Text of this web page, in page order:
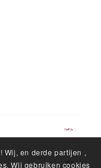
Wij, en derde partijen ,
Wij gebruiken cookies